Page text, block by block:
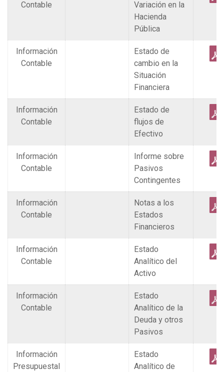
Contable
Variación en la
Hacienda
Pública
Información
Contable
Estado de
cambio en la
Situación
Financiera
Información
Contable
Estado de
flujos de
Efectivo
Información
Contable
Informe sobre
Pasivos
Contingentes
Información
Contable
Notas a los
Estados
Financieros
Información
Contable
Estado
Analítico del
Activo
Información
Contable
Estado
Analítico de la
Deuda y otros
Pasivos
Información
Presupuestal
Estado
Analítico de